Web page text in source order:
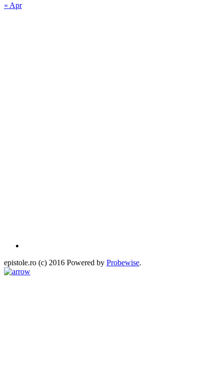
« Apr
epistole.ro (c) 2016 Powered by Probewise.